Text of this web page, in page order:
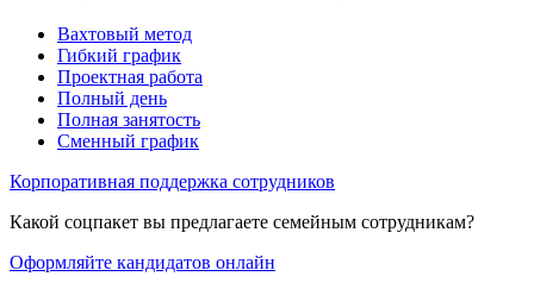
Вахтовый метод
Гибкий график
Проектная работа
Полный день
Полная занятость
Сменный график
Корпоративная поддержка сотрудников
Какой соцпакет вы предлагаете семейным сотрудникам?
Оформляйте кандидатов онлайн